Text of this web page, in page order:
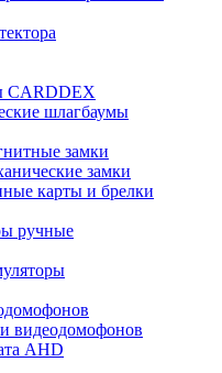
CARDDEX
шлагбаумы
замки
замки
карты и брелки
ручные
видеодомофонов
AHD